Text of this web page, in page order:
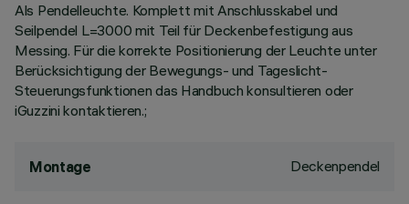
Als Pendelleuchte. Komplett mit Anschlusskabel und
Seilpendel L=3000 mit Teil für Deckenbefestigung aus
Messing. Für die korrekte Positionierung der Leuchte unter
Berücksichtigung der Bewegungs- und Tageslicht-
Steuerungsfunktionen das Handbuch konsultieren oder
iGuzzini kontaktieren.;
Montage Deckenpendel